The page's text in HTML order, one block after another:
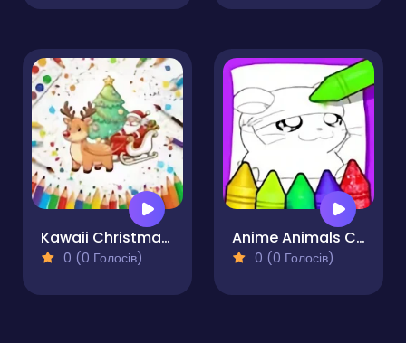
Kawaii Christmas Coloring Pages
0 (0 Голосів)
Anime Animals Coloring Pages
0 (0 Голосів)